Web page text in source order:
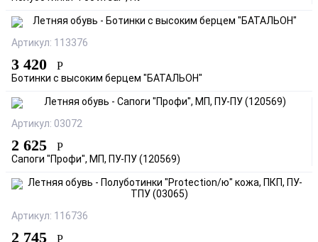
Артикул: 113376
3 420 Р
Ботинки с высоким берцем "БАТАЛЬОН"
Артикул: 03072
2 625 Р
Сапоги "Профи", МП, ПУ-ПУ (120569)
Артикул: 116736
2 745 Р